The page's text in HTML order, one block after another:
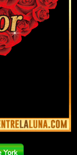
York